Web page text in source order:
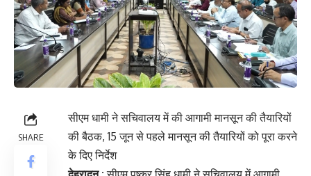
SHARE
सीएम धामी ने सचिवालय में की आगामी मानसून की तैयारियों
की बैठक, 15 जून से पहले मानसून की तैयारियों को पूरा करने
के दिए निर्देश